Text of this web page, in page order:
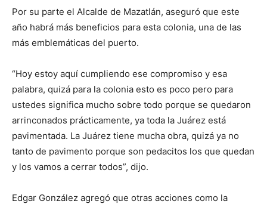
Por su parte el Alcalde de Mazatlán, aseguró que este
año habrá más beneficios para esta colonia, una de las
más emblemáticas del puerto.
“Hoy estoy aquí cumpliendo ese compromiso y esa
palabra, quizá para la colonia esto es poco pero para
ustedes significa mucho sobre todo porque se quedaron
arrinconados prácticamente, ya toda la Juárez está
pavimentada. La Juárez tiene mucha obra, quizá ya no
tanto de pavimento porque son pedacitos los que quedan
y los vamos a cerrar todos”, dijo.
Edgar González agregó que otras acciones como la